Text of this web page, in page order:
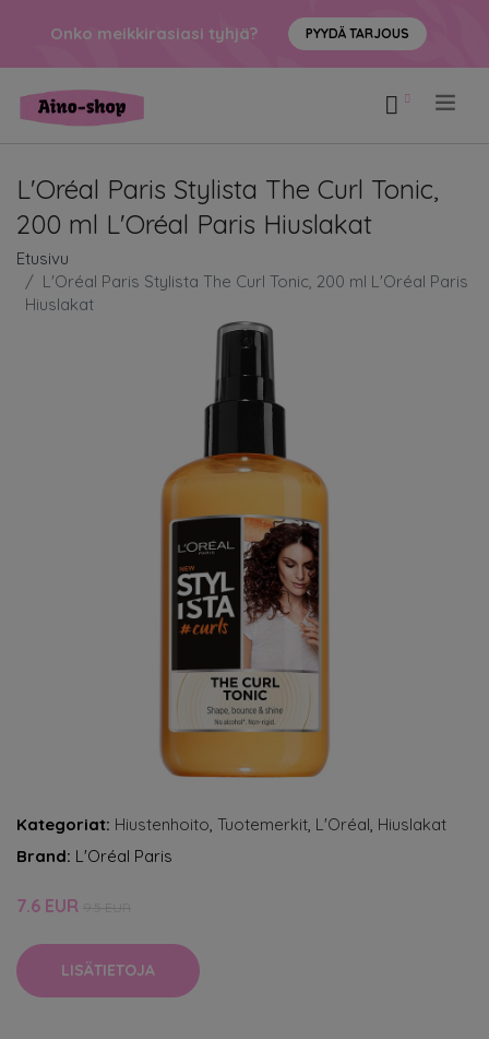
Onko meikkirasiasi tyhjä? PYYDÄ TARJOUS
L'Oréal Paris Stylista The Curl Tonic,
200 ml L'Oréal Paris Hiuslakat
Etusivu
L'Oréal Paris Stylista The Curl Tonic, 200 ml L'Oréal Paris
Hiuslakat
Kategoriat: Hiustenhoito, Tuotemerkit, L'Oréal, Hiuslakat
Brand: L'Oréal Paris
7.6 EUR
LISÄTIETOJA